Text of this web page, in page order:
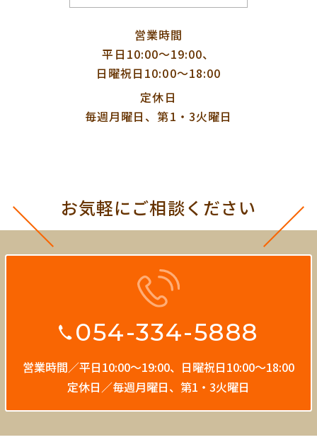
営業時間
平日10:00〜19:00、
日曜祝日10:00〜18:00
定休日
毎週月曜日、第1・3火曜日
お気軽にご相談ください
054-334-5888
営業時間／平日10:00〜19:00、 日曜祝日10:00〜18:00
定休日／毎週月曜日、第1・3火曜日